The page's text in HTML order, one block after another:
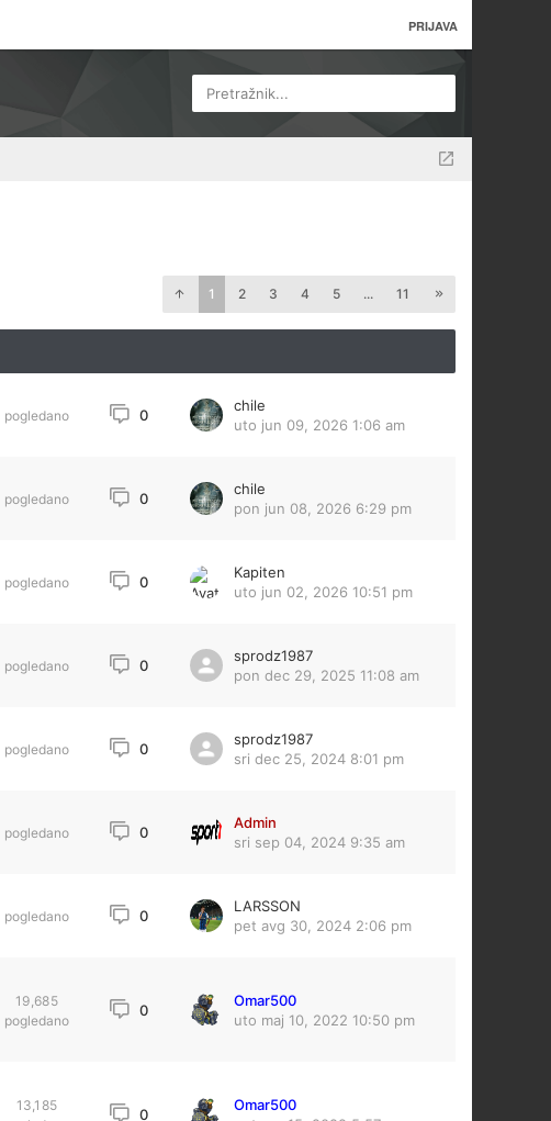
PRIJAVA
Pretražnik...
1 2 3 4 5 ... 11
pogledano 0
chile
uto jun 09, 2026 1:06 am
pogledano 0
chile
pon jun 08, 2026 6:29 pm
pogledano 0
Kapiten
uto jun 02, 2026 10:51 pm
pogledano 0
sprodz1987
pon dec 29, 2025 11:08 am
pogledano 0
sprodz1987
sri dec 25, 2024 8:01 pm
pogledano 0
Admin
sri sep 04, 2024 9:35 am
pogledano 0
LARSSON
pet avg 30, 2024 2:06 pm
19,685
pogledano
0
Omar500
uto maj 10, 2022 10:50 pm
13,185
0
Omar500